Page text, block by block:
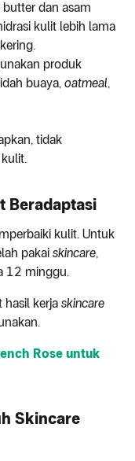
dan asam
kulit lebih lama
produk
buaya, oatmeal,
tidak
Beradaptasi
kulit. Untuk
pakai skincare,
12 minggu.
kerja skincare
Rose untuk
Skincare